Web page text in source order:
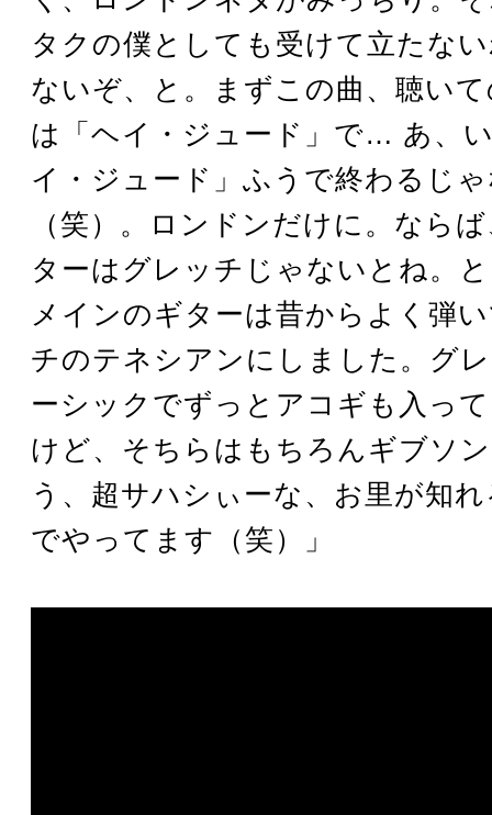
タクの僕としても受けて立たな
ないぞ、と。まずこの曲、聴い
は「ヘイ・ジュード」で… あ、
イ・ジュード」ふうで終わるじ
（笑）。ロンドンだけに。なら
ターはグレッチじゃないとね。
メインのギターは昔からよく弾
チのテネシアンにしました。グ
ーシックでずっとアコギも入っ
けど、そちらはもちろんギブソ
う、超サハシぃーな、お里が知
でやってます（笑）」